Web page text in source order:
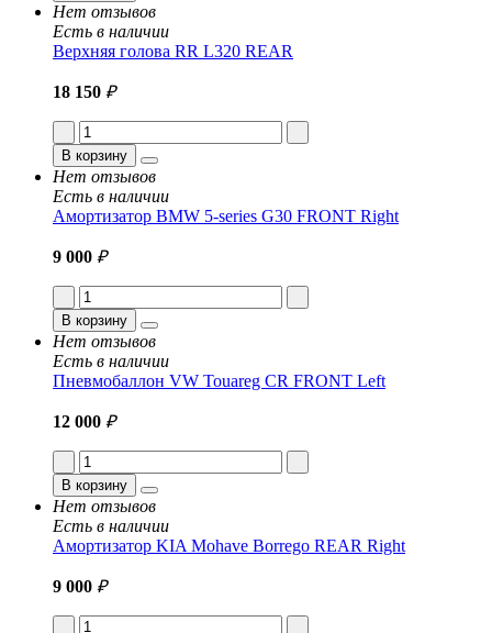
Нет отзывов
Есть в наличии
Верхняя голова RR L320 REAR
18 150 ₽
В корзину
Нет отзывов
Есть в наличии
Амортизатор BMW 5-series G30 FRONT Right
9 000 ₽
В корзину
Нет отзывов
Есть в наличии
Пневмобаллон VW Touareg CR FRONT Left
12 000 ₽
В корзину
Нет отзывов
Есть в наличии
Амортизатор KIA Mohave Borrego REAR Right
9 000 ₽